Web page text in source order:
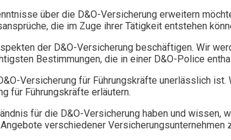
über die D&O-Versicherung erweitern
die im Zuge ihrer Tätigkeit entstehen
der D&O-Versicherung beschäftigen. Wir
Bestimmungen, die in einer D&O-Police
Versicherung für Führungskräfte unerlässlich
für Führungskräfte erläutern.
für die D&O-Versicherung haben und wissen,
verschiedener